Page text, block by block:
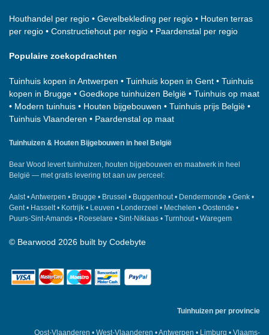
Houthandel per regio • Gevelbekleding per regio • Houten terras
per regio • Constructiehout per regio • Paardenstal per regio
Populaire zoekopdrachten
Tuinhuis kopen in Antwerpen • Tuinhuis kopen in Gent • Tuinhuis
kopen in Brugge • Goedkope tuinhuizen België • Tuinhuis op maat
• Modern tuinhuis • Houten bijgebouwen • Tuinhuis prijs België •
Tuinhuis Vlaanderen • Paardenstal op maat
Tuinhuizen & Houten Bijgebouwen in heel België
Bear Wood levert tuinhuizen, houten bijgebouwen en maatwerk in heel
België — met gratis levering tot aan uw perceel:
Aalst•Antwerpen • Brugge • Brussel • Buggenhout• Dendermonde • Genk •
Gent• Hasselt• Kortrijk • Leuven • Londerzeel • Mechelen • Oostende •
Puurs-Sint-Amands • Roeselare • Sint-Niklaas • Turnhout• Waregem
© Bearwood 2026 built by Codebyte
Tuinhuizen per provincie
Oost-Vlaanderen • West-Vlaanderen •Antwerpen • Limburg • Vlaams-